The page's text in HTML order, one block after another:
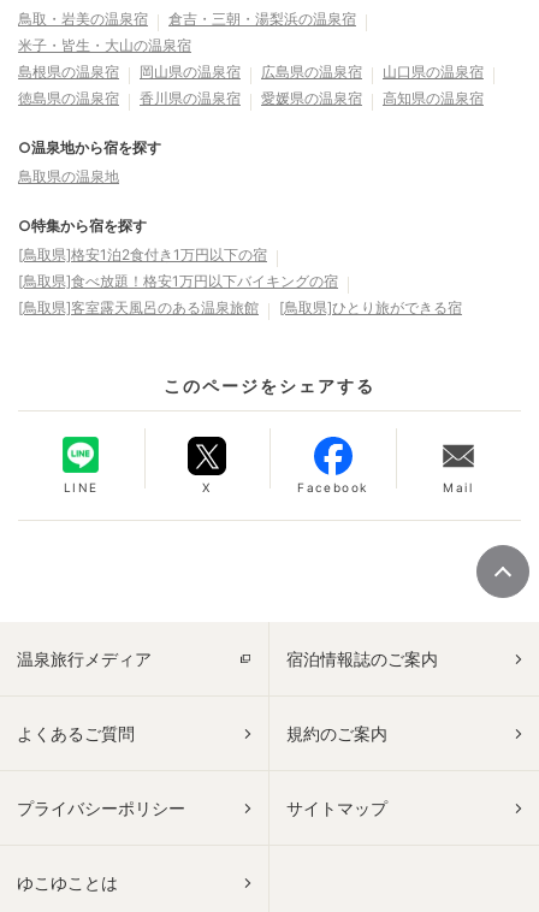
鳥取・岩美の温泉宿
倉吉・三朝・湯梨浜の温泉宿
米子・皆生・大山の温泉宿
島根県の温泉宿
岡山県の温泉宿 広島県の温泉宿
山口県の温泉宿
徳島県の温泉宿
香川県の温泉宿 愛媛県の温泉宿 高知県の温泉宿
○温泉地から宿を探す
鳥取県の温泉地
○特集から宿を探す
[鳥取県]格安1泊2食付き1万円以下の宿
[鳥取県]食べ放題！格安1万円以下バイキングの宿
[鳥取県]客室露天風呂のある温泉旅館
[鳥取県]ひとり旅ができる宿
このページをシェアする
LINE X Facebook Mail
温泉旅行メディア 宿泊情報誌のご案内
よくあるご質問 規約のご案内
プライバシーポリシー サイトマップ
ゆこゆことは